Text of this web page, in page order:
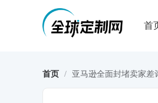
首
首页 / 亚马逊全面封堵卖家差